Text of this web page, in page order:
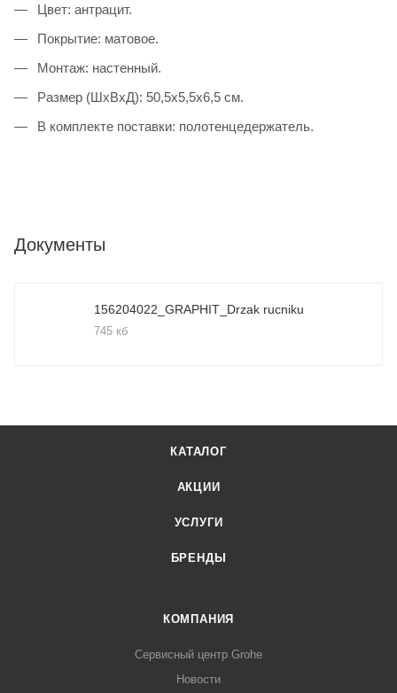
Цвет: антрацит.
Покрытие: матовое.
Монтаж: настенный.
Размер (ШхВхД): 50,5х5,5х6,5 см.
В комплекте поставки: полотенцедержатель.
Документы
156204022_GRAPHIT_Drzak rucniku
745 кб
КАТАЛОГ
АКЦИИ
УСЛУГИ
БРЕНДЫ
КОМПАНИЯ
Сервисный центр Grohe
Новости